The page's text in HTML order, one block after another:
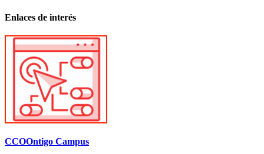
Enlaces de interés
CCOOntigo Campus